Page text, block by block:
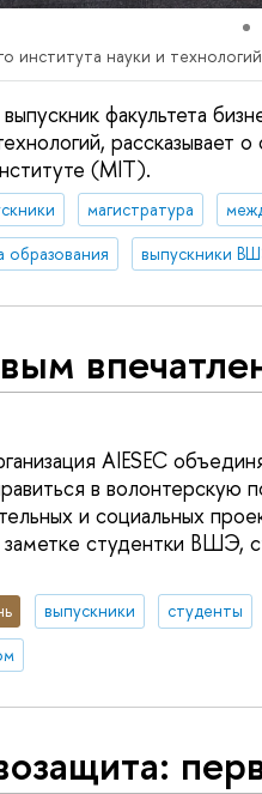
института науки и
факультета
(MIT).
магистратура
образования
выпускники
AIESEC
в волонтерскую
и социальных
студентки ВШЭ,
выпускники студенты